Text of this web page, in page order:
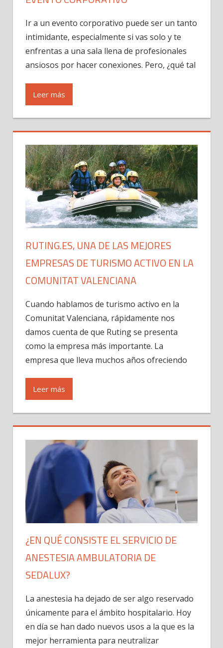
Ir a un evento corporativo puede ser un tanto
intimidante, especialmente si vas solo y te
enfrentas a una sala llena de profesionales
ansiosos por hacer conexiones. Pero, ¿qué tal
Leer más
RUTING.ES, UNA DE LAS MEJORES
EMPRESAS DE TURISMO ACTIVO EN LA
COMUNITAT VALENCIANA
Cuando hablamos de turismo activo en la
Comunitat Valenciana, rápidamente nos
damos cuenta de que Ruting se presenta
como la empresa más importante. La
empresa que lleva muchos años ofreciendo
Leer más
¿EN QUÉ CONSISTE EL SERVICIO DE
ANESTESIA AMBULATORIA DE
SEDALUX?
La anestesia ha dejado de ser algo reservado
únicamente para el ámbito hospitalario. Hoy
en día se han dado nuevos usos a la que es la
mejor herramienta para neutralizar